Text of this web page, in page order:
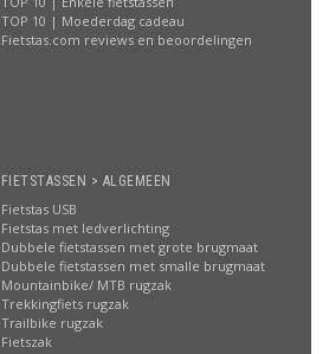
TOP 10 | Moederdag cadeau
Fietstas.com reviews en beoordelingen
FIETSTASSEN > ALGEMEEN
Fietstas USB
Fietstas met ledverlichting
Dubbele fietstassen met grote brugmaat
Dubbele fietstassen met smalle brugmaat
Mountainbike/ MTB rugzak
Trekkingfiets rugzak
Trailbike rugzak
Fietszak